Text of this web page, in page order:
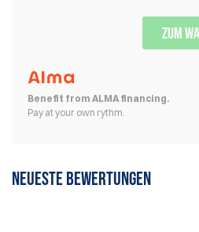
ZUM
Benefit from ALMA financing.
Pay at your own rythm.
Neueste Bewertungen